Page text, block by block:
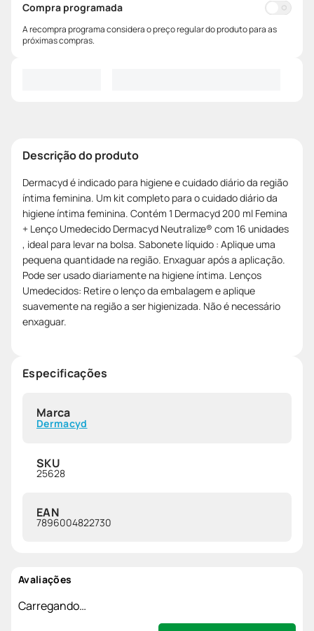
Compra programada
A recompra programa considera o preço regular do produto para as
próximas compras.
Descrição do produto
Dermacyd é indicado para higiene e cuidado diário da região
íntima feminina. Um kit completo para o cuidado diário da
higiene íntima feminina. Contém 1 Dermacyd 200 ml Femina
+ Lenço Umedecido Dermacyd Neutralize® com 16 unidades
, ideal para levar na bolsa. Sabonete líquido : Aplique uma
pequena quantidade na região. Enxaguar após a aplicação.
Pode ser usado diariamente na higiene íntima. Lenços
Umedecidos: Retire o lenço da embalagem e aplique
suavemente na região a ser higienizada. Não é necessário
enxaguar.
Especificações
Marca
Dermacyd
SKU
25628
EAN
7896004822730
Avaliações
Carregando…